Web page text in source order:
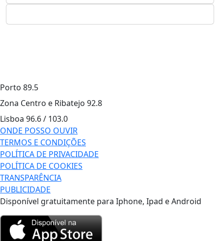
Porto 89.5
Zona Centro e Ribatejo 92.8
Lisboa 96.6 / 103.0
ONDE POSSO OUVIR
TERMOS E CONDIÇÕES
POLÍTICA DE PRIVACIDADE
POLÍTICA DE COOKIES
TRANSPARÊNCIA
PUBLICIDADE
Disponível gratuitamente para Iphone, Ipad e Android